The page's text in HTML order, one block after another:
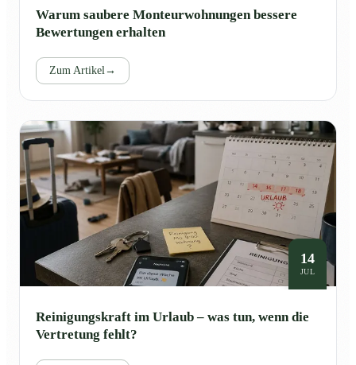
Warum saubere Monteurwohnungen bessere
Bewertungen erhalten
Zum Artikel →
14
JUL
Reinigungskraft im Urlaub – was tun, wenn die
Vertretung fehlt?